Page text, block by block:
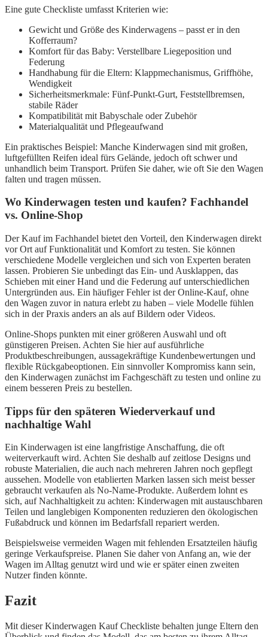
Eine gute Checkliste umfasst Kriterien wie:
Gewicht und Größe des Kinderwagens – passt er in den
Kofferraum?
Komfort für das Baby: Verstellbare Liegeposition und
Federung
Handhabung für die Eltern: Klappmechanismus, Griffhöhe,
Wendigkeit
Sicherheitsmerkmale: Fünf-Punkt-Gurt, Feststellbremsen,
stabile Räder
Kompatibilität mit Babyschale oder Zubehör
Materialqualität und Pflegeaufwand
Ein praktisches Beispiel: Manche Kinderwagen sind mit großen,
luftgefüllten Reifen ideal fürs Gelände, jedoch oft schwer und
unhandlich beim Transport. Prüfen Sie daher, wie oft Sie den Wagen
falten und tragen müssen.
Wo Kinderwagen testen und kaufen? Fachhandel
vs. Online-Shop
Der Kauf im Fachhandel bietet den Vorteil, den Kinderwagen direkt
vor Ort auf Funktionalität und Komfort zu testen. Sie können
verschiedene Modelle vergleichen und sich von Experten beraten
lassen. Probieren Sie unbedingt das Ein- und Ausklappen, das
Schieben mit einer Hand und die Federung auf unterschiedlichen
Untergründen aus. Ein häufiger Fehler ist der Online-Kauf, ohne
den Wagen zuvor in natura erlebt zu haben – viele Modelle fühlen
sich in der Praxis anders an als auf Bildern oder Videos.
Online-Shops punkten mit einer größeren Auswahl und oft
günstigeren Preisen. Achten Sie hier auf ausführliche
Produktbeschreibungen, aussagekräftige Kundenbewertungen und
flexible Rückgabeoptionen. Ein sinnvoller Kompromiss kann sein,
den Kinderwagen zunächst im Fachgeschäft zu testen und online zu
einem besseren Preis zu bestellen.
Tipps für den späteren Wiederverkauf und
nachhaltige Wahl
Ein Kinderwagen ist eine langfristige Anschaffung, die oft
weiterverkauft wird. Achten Sie deshalb auf zeitlose Designs und
robuste Materialien, die auch nach mehreren Jahren noch gepflegt
aussehen. Modelle von etablierten Marken lassen sich meist besser
gebraucht verkaufen als No-Name-Produkte. Außerdem lohnt es
sich, auf Nachhaltigkeit zu achten: Kinderwagen mit austauschbaren
Teilen und langlebigen Komponenten reduzieren den ökologischen
Fußabdruck und können im Bedarfsfall repariert werden.
Beispielsweise vermeiden Wagen mit fehlenden Ersatzteilen häufig
geringe Verkaufspreise. Planen Sie daher von Anfang an, wie der
Wagen im Alltag genutzt wird und wie er später einen zweiten
Nutzer finden könnte.
Fazit
Mit dieser Kinderwagen Kauf Checkliste behalten junge Eltern den